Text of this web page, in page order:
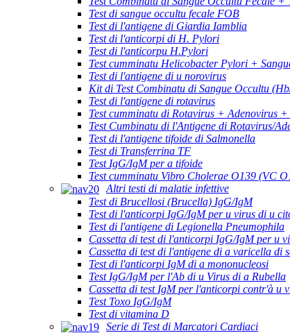
Test di sangue occultu fecale FOB
Test di l'antigene di Giardia Iamblia
Test di l'anticorpi di H. Pylori
Test di l'anticorpu H.Pylori
Test cumminatu Helicobacter Pylori +
Test di l'antigene di u norovirus
Kit di Test Combinatu di Sangue Occultu
Test di l'antigene di rotavirus
Test cumminatu di Rotavirus + Adenovirus
Test Cumbinatu di l'Antigene di Rotavirus/
Test di l'antigene tifoide di Salmonella
Test di Transferrina TF
Test IgG/IgM per a tifoide
Test cumminatu Vibro Cholerae O139 (VC
Altri testi di malatie infettive
Test di Brucellosi (Brucella) IgG/IgM
Test di l'anticorpi IgG/IgM per u virus di u
Test di l'antigene di Legionella Pneumophila
Cassetta di test di l'anticorpi IgG/IgM per u
Cassetta di test di l'antigene di a varicella di
Test di l'anticorpi IgM di a mononucleosi
Test IgG/IgM per l'Ab di u Virus di a Rubella
Cassetta di test IgM per l'anticorpi contr'à u
Test Toxo IgG/IgM
Test di vitamina D
Serie di Test di Marcatori Cardiaci